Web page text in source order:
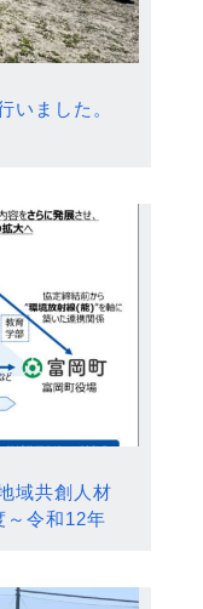
いました。
域共創人材
～令和12年